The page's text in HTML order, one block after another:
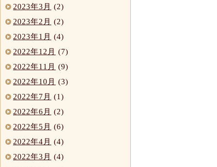
2023年3月 (2)
2023年2月 (2)
2023年1月 (4)
2022年12月 (7)
2022年11月 (9)
2022年10月 (3)
2022年7月 (1)
2022年6月 (2)
2022年5月 (6)
2022年4月 (4)
2022年3月 (4)